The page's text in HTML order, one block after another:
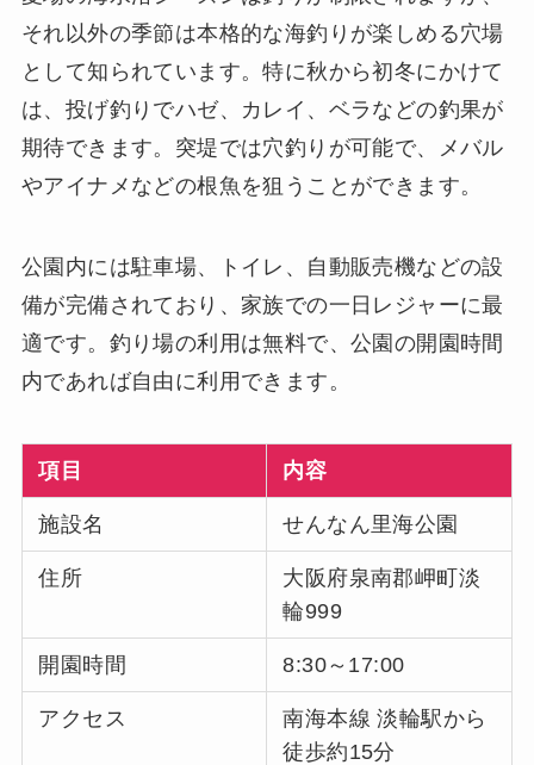
それ以外の季節は本格的な海釣りが楽しめる穴場
として知られています。特に秋から初冬にかけて
は、投げ釣りでハゼ、カレイ、ベラなどの釣果が
期待できます。突堤では穴釣りが可能で、メバル
やアイナメなどの根魚を狙うことができます。
公園内には駐車場、トイレ、自動販売機などの設
備が完備されており、家族での一日レジャーに最
適です。釣り場の利用は無料で、公園の開園時間
内であれば自由に利用できます。
項目 内容
施設名 せんなん里海公園
住所
大阪府泉南郡岬町淡
輪999
開園時間 8:30～17:00
アクセス
南海本線 淡輪駅から
徒歩約15分